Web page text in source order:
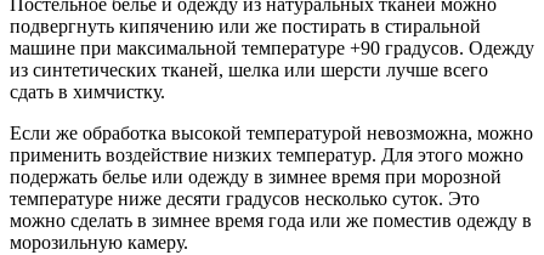
Постельное белье и одежду из натуральных тканей можно
подвергнуть кипячению или же постирать в стиральной
машине при максимальной температуре +90 градусов. Одежду
из синтетических тканей, шелка или шерсти лучше всего
сдать в химчистку.
Если же обработка высокой температурой невозможна, можно
применить воздействие низких температур. Для этого можно
подержать белье или одежду в зимнее время при морозной
температуре ниже десяти градусов несколько суток. Это
можно сделать в зимнее время года или же поместив одежду в
морозильную камеру.